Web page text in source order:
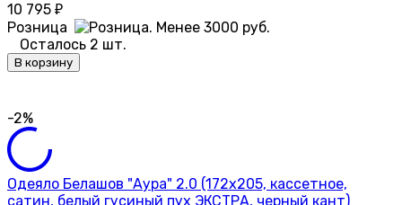
10 795 ₽
Розница
Осталось 2 шт.
В корзину
-2%
Одеяло Белашов "Аура" 2.0 (172х205, кассетное,
сатин, белый гусиный пух ЭКСТРА, черный кант)